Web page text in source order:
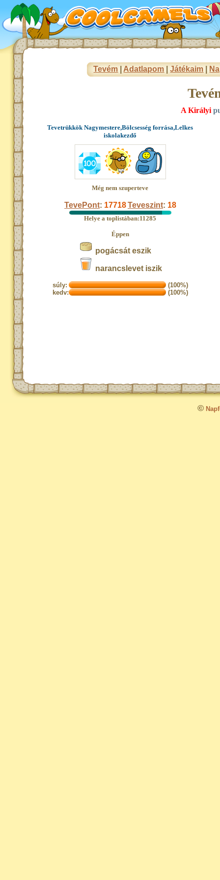
Tevém Adatlapom |Játékaim
A Királyi
Tevetrükkök Nagymestere,Bölcsesség forrása,Lelkes
iskolakezdő
Még nem szuperteve
TevePont: 17718Teveszint: 18
Helye a toplistában:11285
Éppen
pogácsát eszik
narancslevet iszik
súly:
(100%)
kedv:
(100%)
©